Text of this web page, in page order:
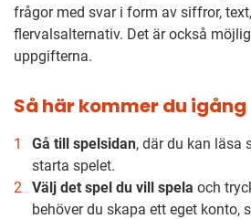
frågor med svar i form av siffror,
flervalsalternativ. Det är också
uppgifterna.
Så här kommer du igång
Gå till spelsidan, där du kan läsa
starta spelet.
Välj det spel du vill spela och
behöver du skapa ett eget konto,